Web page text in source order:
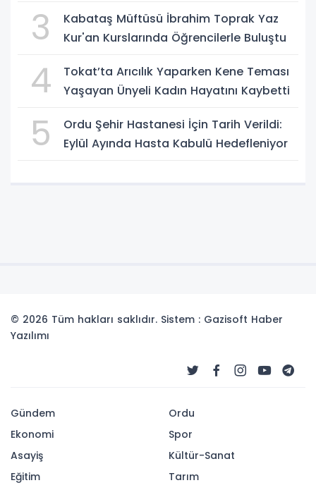
3
Kabataş Müftüsü İbrahim Toprak Yaz
Kur'an Kurslarında Öğrencilerle Buluştu
4
Tokat’ta Arıcılık Yaparken Kene Teması
Yaşayan Ünyeli Kadın Hayatını Kaybetti
5
Ordu Şehir Hastanesi İçin Tarih Verildi:
Eylül Ayında Hasta Kabulü Hedefleniyor
© 2026 Tüm hakları saklıdır. Sistem : Gazisoft Haber
Yazılımı
Gündem
Ekonomi
Asayiş
Eğitim
Ordu
Spor
Kültür-Sanat
Tarım